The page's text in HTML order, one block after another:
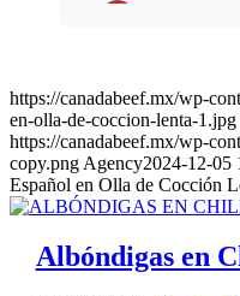
3
la tabla
mantenla
rebanarla
4
olla de
https://canadabeef.mx/wp-
en-olla-de-coccion-lenta-1.jpg
https://canadabeef.mx/wp-
copy.png Agency2024-12-05
Español en Olla de Cocción
Albóndigas en